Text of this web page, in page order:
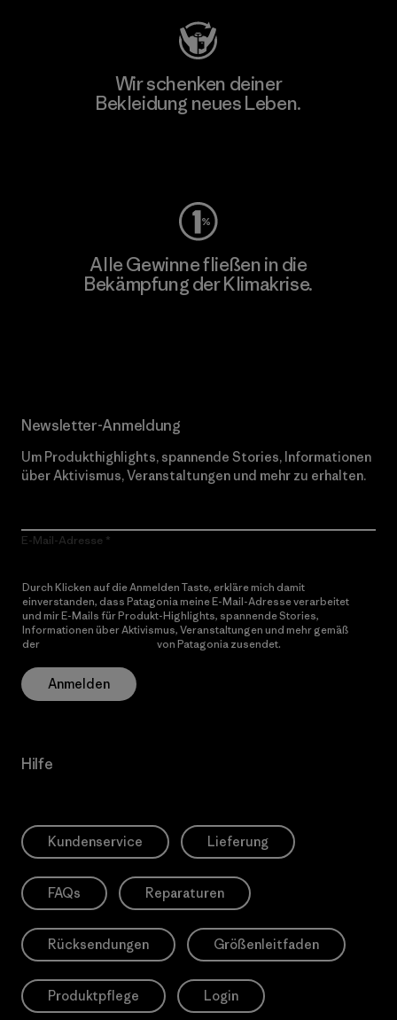
Wir schenken deiner
Bekleidung neues Leben.
Alle Gewinne fließen in die
Bekämpfung der Klimakrise.
Newsletter-Anmeldung
Um Produkthighlights, spannende Stories, Informationen
über Aktivismus, Veranstaltungen und mehr zu erhalten.
E-Mail-Adresse
Durch Klicken auf die Anmelden Taste, erkläre mich damit
einverstanden, dass Patagonia meine E-Mail-Adresse verarbeitet
und mir E-Mails für Produkt-Highlights, spannende Stories,
Informationen über Aktivismus, Veranstaltungen und mehr gemäß
der
von Patagonia zusendet.
Anmelden
Hilfe
Kundenservice Lieferung
FAQs Reparaturen
Rücksendungen Größenleitfaden
Produktpflege Login